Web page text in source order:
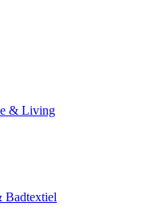
& Living
Badtextiel